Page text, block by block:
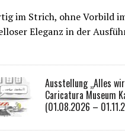
im Strich, ohne Vorbild
Eleganz in der
Ausstellung „Alles
Caricatura Museum
(01.08.2026 –